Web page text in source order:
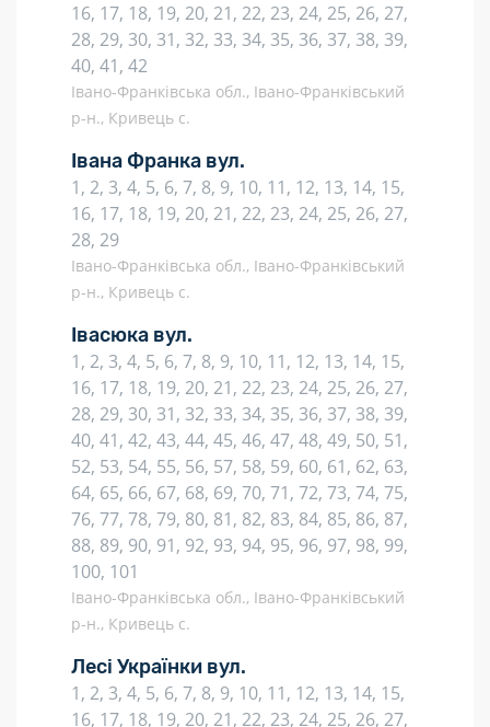
16, 17, 18, 19, 20, 21, 22, 23, 24, 25, 26, 27,
28, 29, 30, 31, 32, 33, 34, 35, 36, 37, 38, 39,
40, 41, 42
Івано-Франківська обл., Івано-Франківський
р-н., Кривець с.
Івана Франка вул.
1, 2, 3, 4, 5, 6, 7, 8, 9, 10, 11, 12, 13, 14, 15,
16, 17, 18, 19, 20, 21, 22, 23, 24, 25, 26, 27,
28, 29
Івано-Франківська обл., Івано-Франківський
р-н., Кривець с.
Івасюка вул.
1, 2, 3, 4, 5, 6, 7, 8, 9, 10, 11, 12, 13, 14, 15,
16, 17, 18, 19, 20, 21, 22, 23, 24, 25, 26, 27,
28, 29, 30, 31, 32, 33, 34, 35, 36, 37, 38, 39,
40, 41, 42, 43, 44, 45, 46, 47, 48, 49, 50, 51,
52, 53, 54, 55, 56, 57, 58, 59, 60, 61, 62, 63,
64, 65, 66, 67, 68, 69, 70, 71, 72, 73, 74, 75,
76, 77, 78, 79, 80, 81, 82, 83, 84, 85, 86, 87,
88, 89, 90, 91, 92, 93, 94, 95, 96, 97, 98, 99,
100, 101
Івано-Франківська обл., Івано-Франківський
р-н., Кривець с.
Лесі Українки вул.
1, 2, 3, 4, 5, 6, 7, 8, 9, 10, 11, 12, 13, 14, 15,
16, 17, 18, 19, 20, 21, 22, 23, 24, 25, 26, 27,